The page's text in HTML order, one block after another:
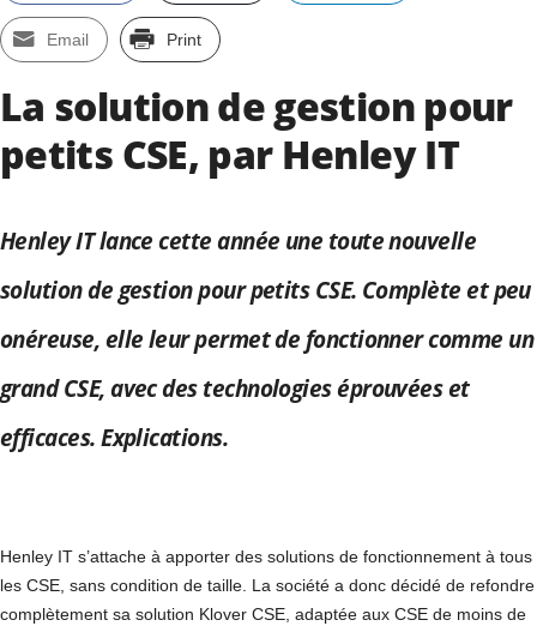
Email Print
La solution de gestion pour
petits CSE, par Henley IT
Henley IT lance cette année une toute nouvelle
solution de gestion pour petits CSE. Complète et peu
onéreuse, elle leur permet de fonctionner comme un
grand CSE, avec des technologies éprouvées et
efficaces. Explications.
Henley IT s’attache à apporter des solutions de fonctionnement à tous
les CSE, sans condition de taille. La société a donc décidé de refondre
complètement sa solution Klover CSE, adaptée aux CSE de moins de